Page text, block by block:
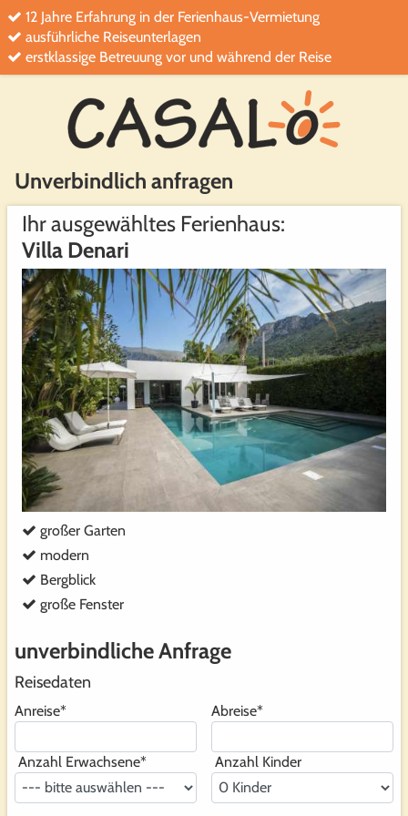
12 Jahre Erfahrung in der Ferienhaus-Vermietung
ausführliche Reiseunterlagen
erstklassige Betreuung vor und während der Reise
Unverbindlich anfragen
Ihr ausgewähltes Ferienhaus:
Villa Denari
großer Garten
modern
Bergblick
große Fenster
unverbindliche Anfrage
Reisedaten
Anreise* Abreise*
Anzahl Erwachsene* Anzahl Kinder